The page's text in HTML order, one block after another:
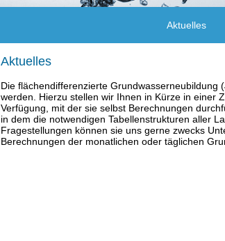
Aktuelles
Aktuelles
Die flächendifferenzierte Grundwasserneubildung
werden. Hierzu stellen wir Ihnen in Kürze in einer
Verfügung, mit der sie selbst Berechnungen
in dem die notwendigen Tabellenstrukturen aller
Fragestellungen können sie uns gerne zwecks
Berechnungen der monatlichen oder täglichen